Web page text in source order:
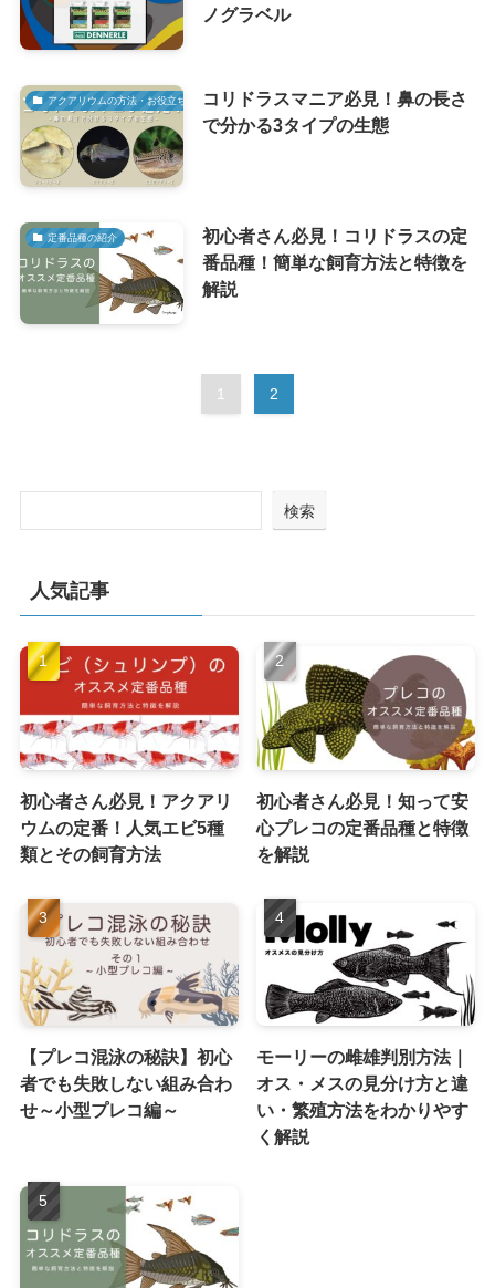
ノグラベル
アクアリウムの方法・お役立ち情報コリドラスマニア必見！鼻の長さ
で分かる3タイプの生態
定番品種の紹介
初心者さん必見！コリドラスの定
番品種！簡単な飼育方法と特徴を
解説
1 2
検索
人気記事
初心者さん必見！アクアリ
ウムの定番！人気エビ5種
類とその飼育方法
初心者さん必見！知って安
心プレコの定番品種と特徴
を解説
【プレコ混泳の秘訣】初心
者でも失敗しない組み合わ
せ～小型プレコ編～
モーリーの雌雄判別方法｜
オス・メスの見分け方と違
い・繁殖方法をわかりやす
く解説